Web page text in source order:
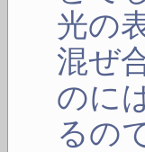
光の
混ぜ
のに
るの